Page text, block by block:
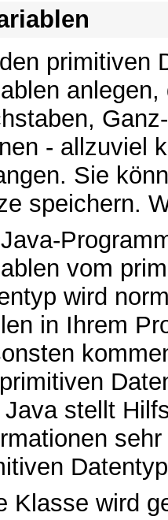
primitiven
- allzuviel
Sie
speichern.
vom
wird
in Ihrem
stellt
Klasse wird